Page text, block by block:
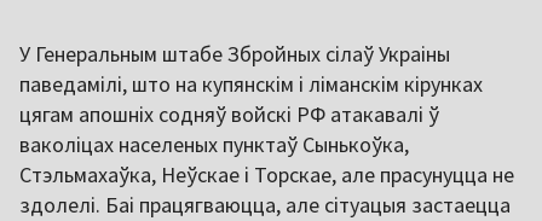
У Генеральным штабе Збройных сілаў Украіны
паведамілі, што на купянскім і ліманскім кірунках
цягам апошніх содняў войскі РФ атакавалі ў
ваколіцах населеных пунктаў Сынькоўка,
Стэльмахаўка, Неўскае і Торскае, але прасунуцца не
здолелі. Баі працягваюцца, але сітуацыя застаецца